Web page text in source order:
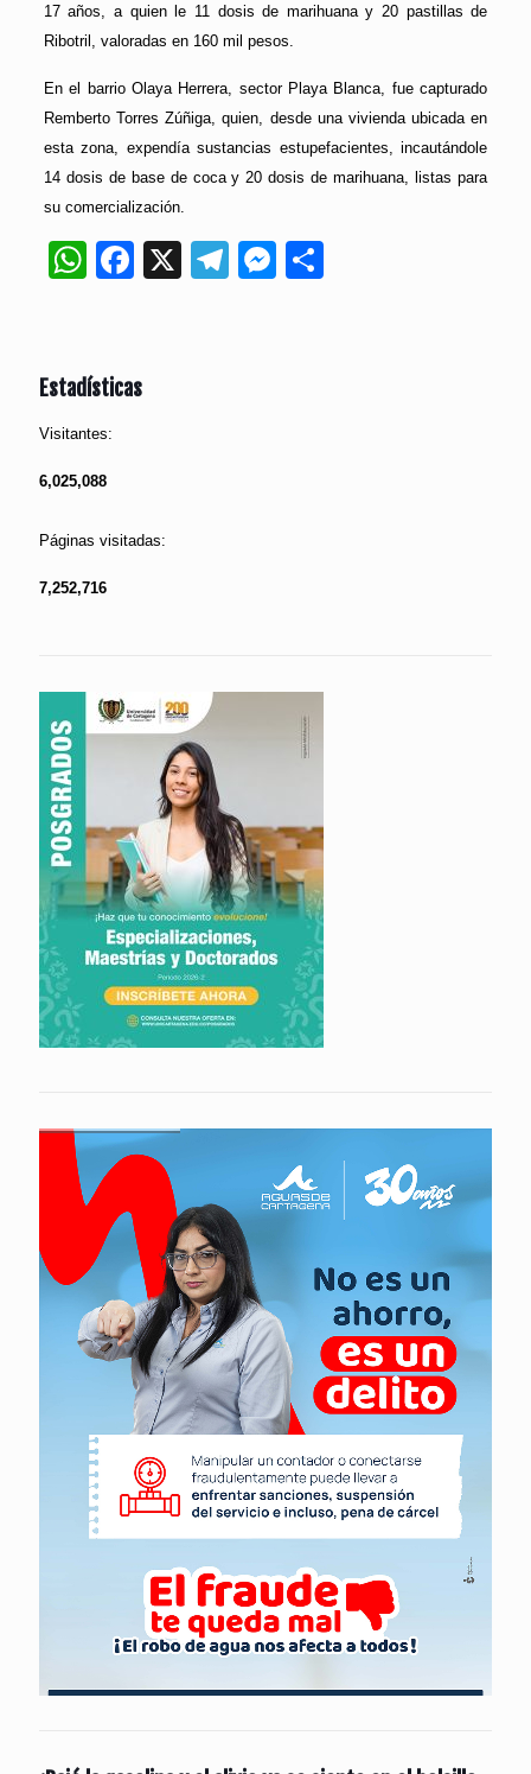
17 años, a quien le 11 dosis de marihuana y 20 pastillas de
Ribotril, valoradas en 160 mil pesos.
En el barrio Olaya Herrera, sector Playa Blanca, fue capturado
Remberto Torres Zúñiga, quien, desde una vivienda ubicada en
esta zona, expendía sustancias estupefacientes, incautándole
14 dosis de base de coca y 20 dosis de marihuana, listas para
su comercialización.
WhatsApp
Facebook
X Telegram
Messenger
Estadísticas
Visitantes:
6,025,088
Páginas visitadas:
7,252,716